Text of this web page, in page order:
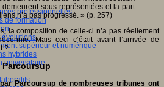
professionnelles
de formation
évolutions
supérieur et numérique
hybrides
universitaire
sous-représentées et la part
n’a pas progressé. » (p. 257)
la composition de celle-ci n’a pas réellement
Mais ceci c’était avant l’arrivée de
?
Parcoursup de nombreuses tribunes ont